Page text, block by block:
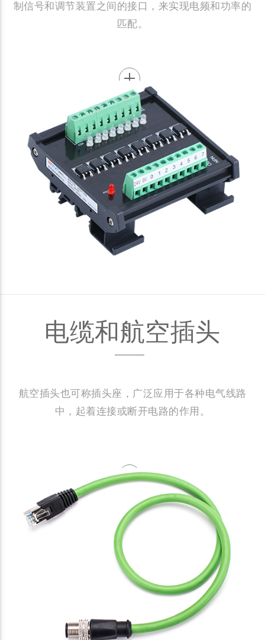
制信号和调节装置之间的接口，来实现电频和功率的
匹配。
电缆和航空插头
航空插头也可称插头座，广泛应用于各种电气线路
中，起着连接或断开电路的作用。